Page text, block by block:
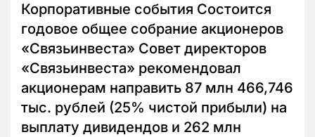
Корпоративные события Состоится
годовое общее собрание акционеров
«Связьинвеста» Совет директоров
«Связьинвеста» рекомендовал
акционерам направить 87 млн 466,746
тыс. рублей (25% чистой прибыли) на
выплату дивидендов и 262 млн